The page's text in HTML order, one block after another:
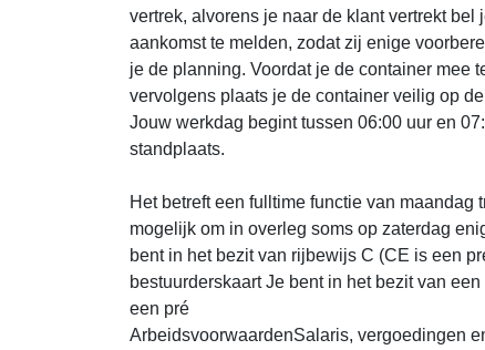
vertrek, alvorens je naar de klant vertrekt
aankomst te melden, zodat zij enige
je de planning. Voordat je de container mee
vervolgens plaats je de container veilig op
Jouw werkdag begint tussen 06:00 uur en
standplaats.
Het betreft een fulltime functie van
mogelijk om in overleg soms op zaterdag
bent in het bezit van rijbewijs C (CE is een
bestuurderskaart Je bent in het bezit van
een pré
ArbeidsvoorwaardenSalaris, vergoedingen